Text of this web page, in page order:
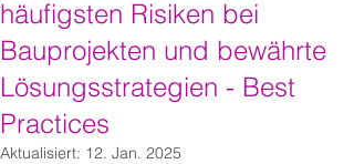
häufigsten Risiken bei
Bauprojekten und bewährte
Lösungsstrategien - Best
Practices
Aktualisiert: 12. Jan. 2025